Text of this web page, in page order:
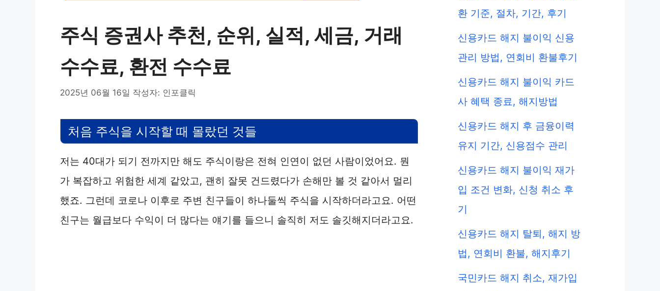
주식 증권사 추천, 순위, 실적, 세금, 거래
수수료, 환전 수수료
2025년 06월 16일 작성자: 인포클릭
처음 주식을 시작할 때 몰랐던 것들
저는 40대가 되기 전까지만 해도 주식이랑은 전혀 인연이 없던 사람이었어요. 뭔
가 복잡하고 위험한 세계 같았고, 괜히 잘못 건드렸다가 손해만 볼 것 같아서 멀리
했죠. 그런데 코로나 이후로 주변 친구들이 하나둘씩 주식을 시작하더라고요. 어떤
친구는 월급보다 수익이 더 많다는 얘기를 들으니 솔직히 저도 솔깃해지더라고요.
환 기준, 절차, 기간, 후기
신용카드 해지 불이익 신용
관리 방법, 연회비 환불후기
신용카드 해지 불이익 카드
사 혜택 종료, 해지방법
신용카드 해지 후 금융이력
유지 기간, 신용점수 관리
신용카드 해지 불이익 재가
입 조건 변화, 신청 취소 후
기
신용카드 해지 탈퇴, 해지 방
법, 연회비 환불, 해지후기
국민카드 해지 취소, 재가입